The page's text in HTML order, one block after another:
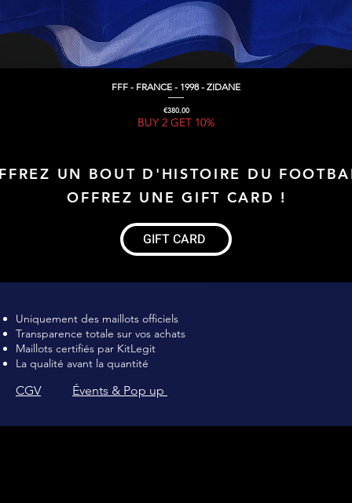
Quick View
FFF - FRANCE - 1998 - ZIDANE
Price
€380.00
BUY 2 GET 10%
UN BOUT D'HISTOIRE DU
OFFREZ UNE GIFT CARD !
GIFT CARD
Uniquement des maillots officiels
Transparence totale sur vos achats
Maillots certifiés par KitLegit
La qualité avant la quantité
CGV Évents & Pop up